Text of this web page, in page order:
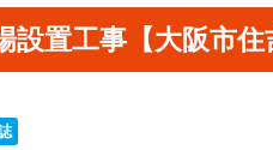
設置工事【大阪市